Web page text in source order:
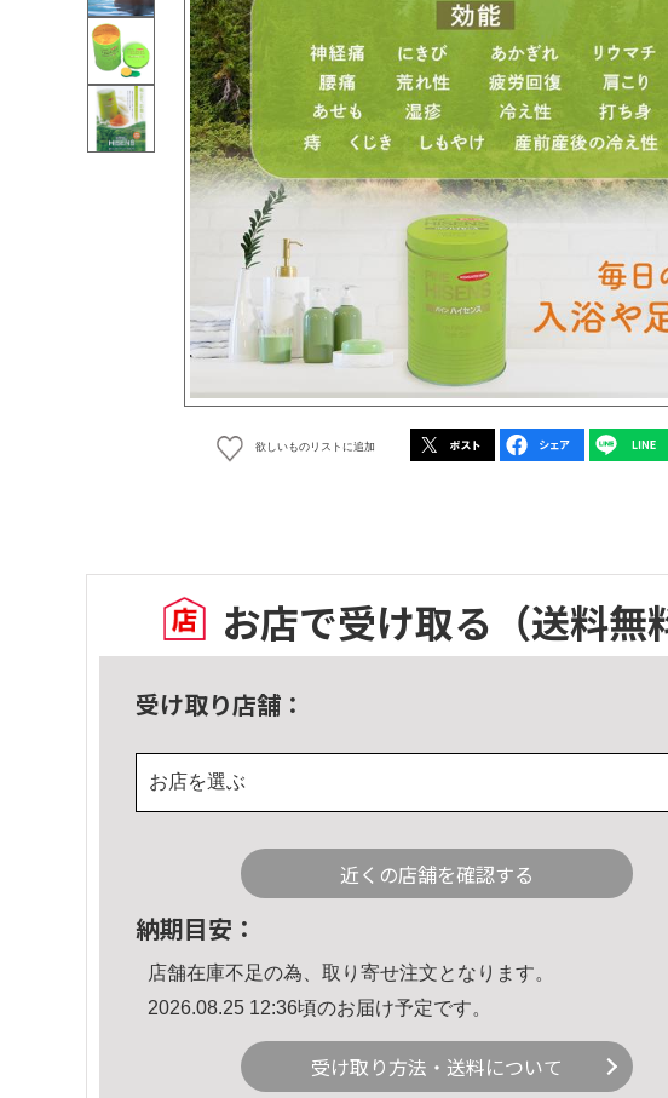
欲しいものリストに追加
お店で受け取る （送料無
受け取り店舗：
お店を選ぶ
近くの店舗を確認する
納期目安：
店舗在庫不足の為、取り寄せ注文となります。
2026.08.25 12:36頃のお届け予定です。
受け取り方法・送料について